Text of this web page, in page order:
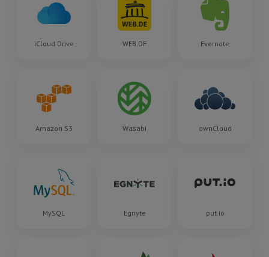
iCloud Drive WEB.DE Evernote
Amazon S3 Wasabi ownCloud
MySQL Egnyte put.io